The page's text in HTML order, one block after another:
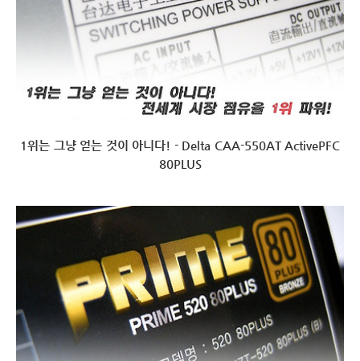
1위는 그냥 얻는 것이 아니다! - Delta CAA-550AT ActivePFC
80PLUS